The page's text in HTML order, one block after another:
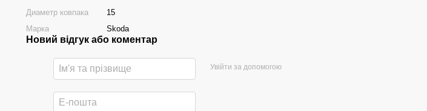
Диаметр ковпака
15
Марка
Skoda
Новий відгук або коментар
Увійти за допомогою